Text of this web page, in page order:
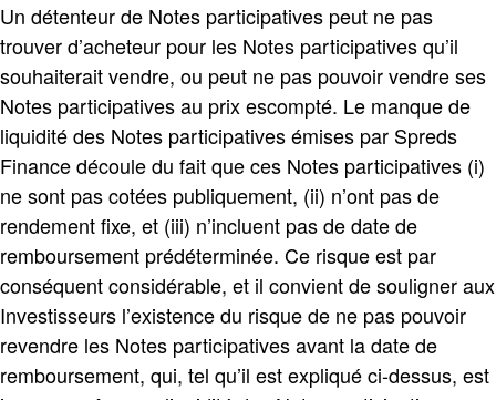
Un détenteur de Notes participatives peut ne pas
trouver d’acheteur pour les Notes participatives qu’il
souhaiterait vendre, ou peut ne pas pouvoir vendre ses
Notes participatives au prix escompté. Le manque de
liquidité des Notes participatives émises par Spreds
Finance découle du fait que ces Notes participatives (i)
ne sont pas cotées publiquement, (ii) n’ont pas de
rendement fixe, et (iii) n’incluent pas de date de
remboursement prédéterminée. Ce risque est par
conséquent considérable, et il convient de souligner aux
Investisseurs l’existence du risque de ne pas pouvoir
revendre les Notes participatives avant la date de
remboursement, qui, tel qu’il est expliqué ci-dessus, est